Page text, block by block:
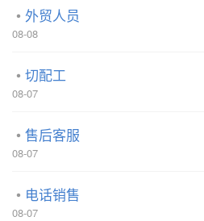
外贸人员
08-08
切配工
08-07
售后客服
08-07
电话销售
08-07